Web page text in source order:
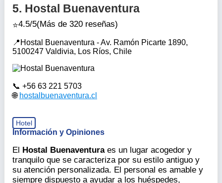
5. Hostal Buenaventura
4.5/5(Más de 320 reseñas)
Hostal Buenaventura - Av. Ramón Picarte 1890,
5100247 Valdivia, Los Ríos, Chile